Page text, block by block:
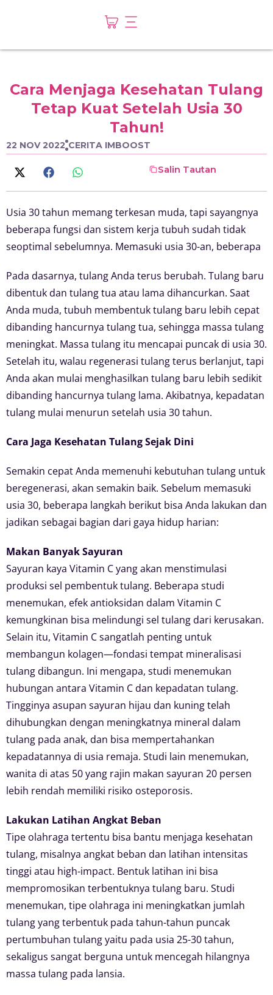
Cara Menjaga Kesehatan Tulang
Tetap Kuat Setelah Usia 30
Tahun!
22 NOV 2022 CERITA IMBOOST
Salin Tautan
Usia 30 tahun memang terkesan muda, tapi sayangnya
beberapa fungsi dan sistem kerja tubuh sudah tidak
seoptimal sebelumnya. Memasuki usia 30-an, beberapa
Pada dasarnya, tulang Anda terus berubah. Tulang baru
dibentuk dan tulang tua atau lama dihancurkan. Saat
Anda muda, tubuh membentuk tulang baru lebih cepat
dibanding hancurnya tulang tua, sehingga massa tulang
meningkat. Massa tulang itu mencapai puncak di usia 30.
Setelah itu, walau regenerasi tulang terus berlanjut, tapi
Anda akan mulai menghasilkan tulang baru lebih sedikit
dibanding hancurnya tulang lama. Akibatnya, kepadatan
tulang mulai menurun setelah usia 30 tahun.
Cara Jaga Kesehatan Tulang Sejak Dini
Semakin cepat Anda memenuhi kebutuhan tulang untuk
beregenerasi, akan semakin baik. Sebelum memasuki
usia 30, beberapa langkah berikut bisa Anda lakukan dan
jadikan sebagai bagian dari gaya hidup harian:
Makan Banyak Sayuran
Sayuran kaya Vitamin C yang akan menstimulasi
produksi sel pembentuk tulang. Beberapa studi
menemukan, efek antioksidan dalam Vitamin C
kemungkinan bisa melindungi sel tulang dari kerusakan.
Selain itu, Vitamin C sangatlah penting untuk
membangun kolagen—fondasi tempat mineralisasi
tulang dibangun. Ini mengapa, studi menemukan
hubungan antara Vitamin C dan kepadatan tulang.
Tingginya asupan sayuran hijau dan kuning telah
dihubungkan dengan meningkatnya mineral dalam
tulang pada anak, dan bisa mempertahankan
kepadatannya di usia remaja. Studi lain menemukan,
wanita di atas 50 yang rajin makan sayuran 20 persen
lebih rendah memiliki risiko osteporosis.
Lakukan Latihan Angkat Beban
Tipe olahraga tertentu bisa bantu menjaga kesehatan
tulang, misalnya angkat beban dan latihan intensitas
tinggi atau high-impact. Bentuk latihan ini bisa
mempromosikan terbentuknya tulang baru. Studi
menemukan, tipe olahraga ini meningkatkan jumlah
tulang yang terbentuk pada tahun-tahun puncak
pertumbuhan tulang yaitu pada usia 25-30 tahun,
sekaligus sangat berguna untuk mencegah hilangnya
massa tulang pada lansia.